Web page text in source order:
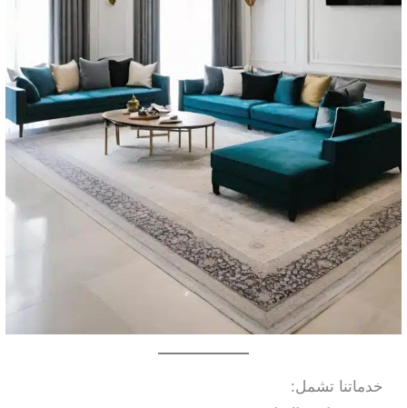
خدماتنا تشمل: